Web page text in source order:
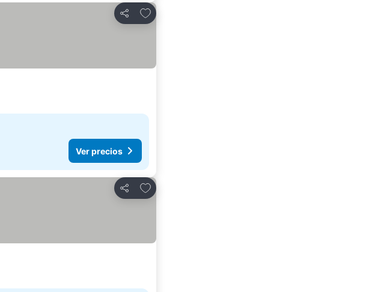
Compartir
Agregar a favoritos
Ver precios
Compartir
Agregar a favoritos